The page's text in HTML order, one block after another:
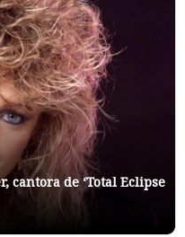
cantora de ‘Total Eclipse